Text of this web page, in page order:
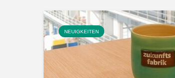
NEUIGKEITEN